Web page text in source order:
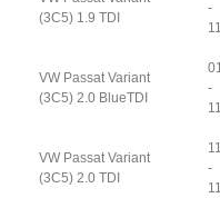
(3C5) 1.9 TDI
-
VW Passat Variant
(3C5) 2.0 BlueTDI
-
VW Passat Variant
(3C5) 2.0 TDI
-